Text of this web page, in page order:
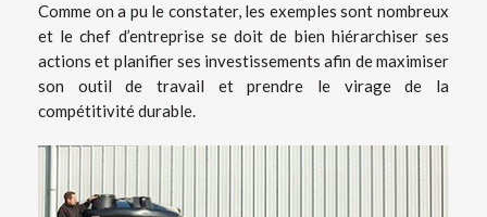
Comme on a pu le constater, les exemples sont nombreux
et le chef d’entreprise se doit de bien hiérarchiser ses
actions et planifier ses investissements afin de maximiser
son outil de travail et prendre le virage de la
compétitivité durable.